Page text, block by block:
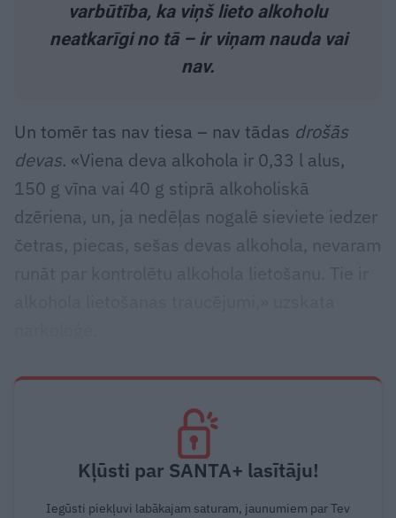
varbūtība, ka viņš lieto alkoholu
neatkarīgi no tā – ir viņam nauda vai
nav.
Un tomēr tas nav tiesa – nav tādas drošās
devas. «Viena deva alkohola ir 0,33 l alus,
150 g vīna vai 40 g stiprā alkoholiskā
dzēriena, un, ja nedēļas nogalē sieviete iedzer
četras, piecas, sešas devas alkohola, nevaram
Kļūsti par SANTA+ lasītāju!
Iegūsti piekļuvi labākajam saturam, jaunumiem par Tev